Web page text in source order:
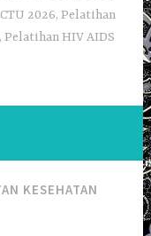
2026, Pelatihan
Pelatihan HIV AIDS
KESEHATAN